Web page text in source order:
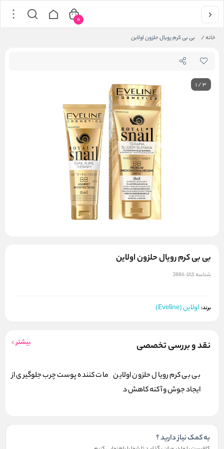
خانه/ بی بی کرم رویال حلزون اولاین
0
1/3
بی بی کرم رویال حلزون اولاین
شناسه کالا:3886
برند: اولاین (Eveline)
نقد و بررسی تخصصی بیشتر
بی بی کرم رویال حلزون اولاین مات کننده پوست چرب جلوگیری از
ایجاد جوش و آکنه کاهش د
به کمک نیاز دارید ؟